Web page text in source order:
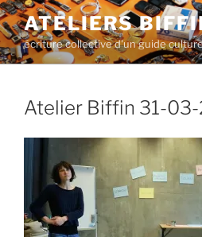
Aller
au
contenu
principal
ATELIERS
écriture collective d'un guide
Atelier Biffin 31-03-